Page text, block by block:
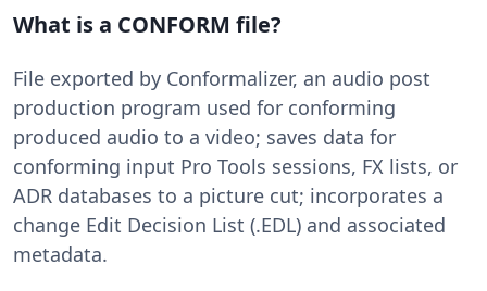
What is a CONFORM file?
File exported by Conformalizer, an audio post
production program used for conforming
produced audio to a video; saves data for
conforming input Pro Tools sessions, FX lists, or
ADR databases to a picture cut; incorporates a
change Edit Decision List (.EDL) and associated
metadata.